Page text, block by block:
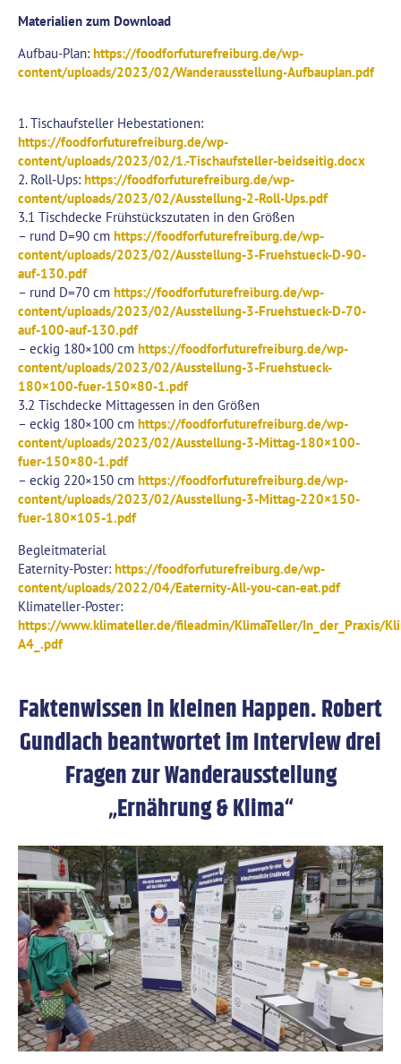
Materialien zum Download
Aufbau-Plan: https://foodforfuturefreiburg.de/wp-
content/uploads/2023/02/Wanderausstellung-Aufbauplan.pdf
1. Tischaufsteller Hebestationen:
https://foodforfuturefreiburg.de/wp-
content/uploads/2023/02/1.-Tischaufsteller-beidseitig.docx
2. Roll-Ups: https://foodforfuturefreiburg.de/wp-
content/uploads/2023/02/Ausstellung-2-Roll-Ups.pdf
3.1 Tischdecke Frühstückszutaten in den Größen
– rund D=90 cm https://foodforfuturefreiburg.de/wp-
content/uploads/2023/02/Ausstellung-3-Fruehstueck-D-90-
auf-130.pdf
– rund D=70 cm https://foodforfuturefreiburg.de/wp-
content/uploads/2023/02/Ausstellung-3-Fruehstueck-D-70-
auf-100-auf-130.pdf
– eckig 180×100 cm https://foodforfuturefreiburg.de/wp-
content/uploads/2023/02/Ausstellung-3-Fruehstueck-
180×100-fuer-150×80-1.pdf
3.2 Tischdecke Mittagessen in den Größen
– eckig 180×100 cm https://foodforfuturefreiburg.de/wp-
content/uploads/2023/02/Ausstellung-3-Mittag-180×100-
fuer-150×80-1.pdf
– eckig 220×150 cm https://foodforfuturefreiburg.de/wp-
content/uploads/2023/02/Ausstellung-3-Mittag-220×150-
fuer-180×105-1.pdf
Begleitmaterial
Eaternity-Poster: https://foodforfuturefreiburg.de/wp-
content/uploads/2022/04/Eaternity-All-you-can-eat.pdf
Klimateller-Poster:
https://www.klimateller.de/fileadmin/KlimaTeller/In_der_Praxis/
A4_.pdf
Faktenwissen in kleinen Happen. Robert
Gundlach beantwortet im Interview drei
Fragen zur Wanderausstellung
„Ernährung & Klima“